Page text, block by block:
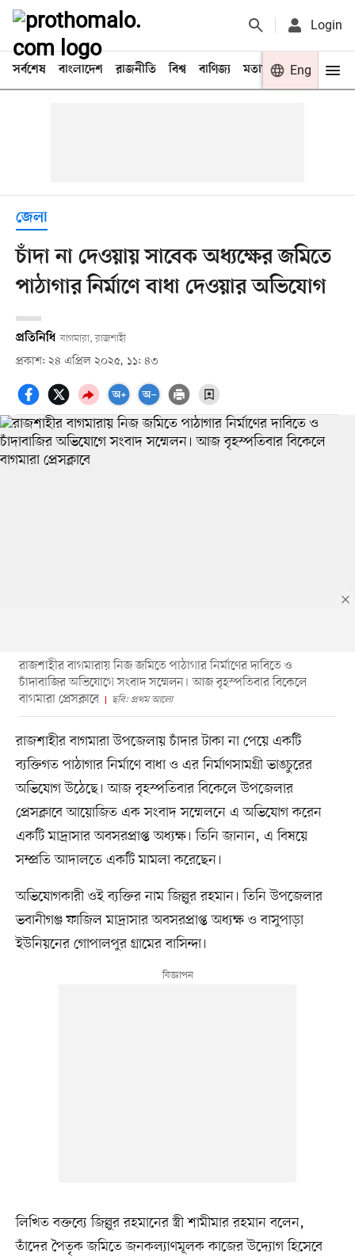
Login
সর্বশেষ বাংলাদেশ রাজনীতি বিশ্ব বাণিজ্য মতামত খেলা
Eng
জেলা
চাঁদা না দেওয়ায় সাবেক অধ্যক্ষের জমিতে
পাঠাগার নির্মাণে বাধা দেওয়ার অভিযোগ
প্রতিনিধি বাগমারা, রাজশাহী
প্রকাশ: ২৪ এপ্রিল ২০২৫, ১১: ৪৩
রাজশাহীর বাগমারায় নিজ জমিতে পাঠাগার নির্মাণের দাবিতে ও
চাঁদাবাজির অভিযোগে সংবাদ সম্মেলন। আজ বৃহস্পতিবার বিকেলে
বাগমারা প্রেসক্লাবে
ছবি: প্রথম আলো
রাজশাহীর বাগমারা উপজেলায় চাঁদার টাকা না পেয়ে একটি
ব্যক্তিগত পাঠাগার নির্মাণে বাধা ও এর নির্মাণসামগ্রী ভাঙচুরের
অভিযোগ উঠেছে। আজ বৃহস্পতিবার বিকেলে উপজেলার
প্রেসক্লাবে আয়োজিত এক সংবাদ সম্মেলনে এ অভিযোগ করেন
একটি মাদ্রাসার অবসরপ্রাপ্ত অধ্যক্ষ। তিনি জানান, এ বিষয়ে
সম্প্রতি আদালতে একটি মামলা করেছেন।
অভিযোগকারী ওই ব্যক্তির নাম জিল্লুর রহমান। তিনি উপজেলার
ভবানীগঞ্জ ফাজিল মাদ্রাসার অবসরপ্রাপ্ত অধ্যক্ষ ও বাসুপাড়া
ইউনিয়নের গোপালপুর গ্রামের বাসিন্দা।
লিখিত বক্তব্যে জিল্লুর রহমানের স্ত্রী শামীমার রহমান বলেন,
তাঁদের পৈতৃক জমিতে জনকল্যাণমূলক কাজের উদ্যোগ হিসেবে